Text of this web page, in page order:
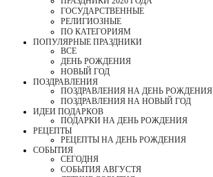
ГОСУДАРСТВЕННЫЕ
РЕЛИГИОЗНЫЕ
ПО КАТЕГОРИЯМ
ПОПУЛЯРНЫЕ ПРАЗДНИКИ
ВСЕ
ДЕНЬ РОЖДЕНИЯ
НОВЫЙ ГОД
ПОЗДРАВЛЕНИЯ
ПОЗДРАВЛЕНИЯ НА ДЕНЬ РОЖДЕНИЯ
ПОЗДРАВЛЕНИЯ НА НОВЫЙ ГОД
ИДЕИ ПОДАРКОВ
ПОДАРКИ НА ДЕНЬ РОЖДЕНИЯ
РЕЦЕПТЫ
РЕЦЕПТЫ НА ДЕНЬ РОЖДЕНИЯ
СОБЫТИЯ
CЕГОДНЯ
СОБЫТИЯ АВГУСТЯ